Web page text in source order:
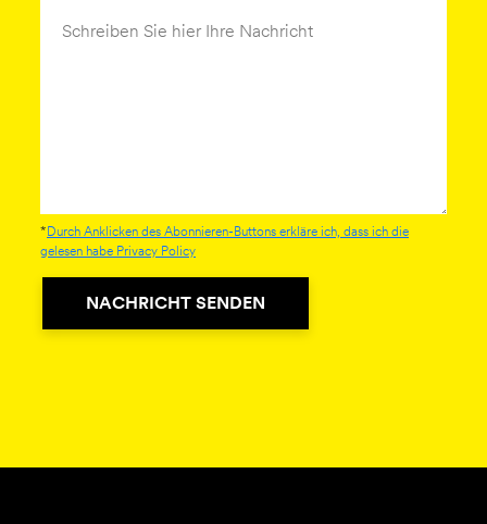
*Durch Anklicken des Abonnieren-Buttons erkläre ich, dass ich die
gelesen habe Privacy Policy
NACHRICHT SENDEN